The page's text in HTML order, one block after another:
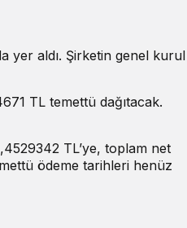
yer aldı. Şirketin genel kurul
TL temettü dağıtacak.
TL’ye, toplam net
ödeme tarihleri henüz